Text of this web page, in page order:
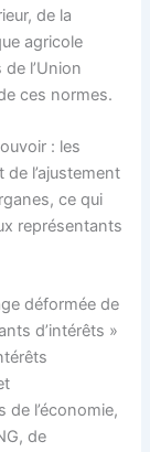
de la
agricole
l’Union
ces normes.
: les
l’ajustement
ce qui
représentants
déformée de
d’intérêts »
de l’économie,
de